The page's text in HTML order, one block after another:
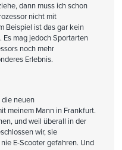
dann muss ich schon
nicht mit
Beispiel ist das gar kein
Es mag jedoch Sportarten
noch mehr
Erlebnis.
neuen
meinem Mann in Frankfurt.
und weil überall in der
wir, sie
E-Scooter gefahren. Und